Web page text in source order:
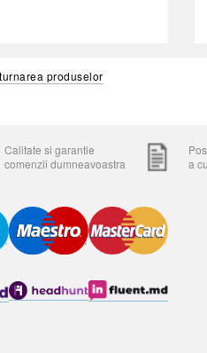
produselor
Calitate si garantie
comenzii dumneavoastra
a